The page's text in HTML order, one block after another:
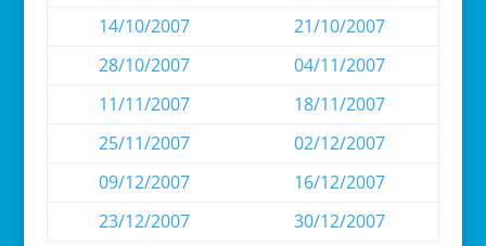
14/10/2007
21/10/2007
28/10/2007
04/11/2007
11/11/2007
18/11/2007
25/11/2007
02/12/2007
09/12/2007
16/12/2007
23/12/2007
30/12/2007